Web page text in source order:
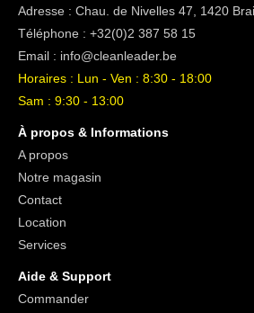
Adresse : Chau. de Nivelles 47, 1420
Téléphone : +32(0)2 387 58 15
Email : info@cleanleader.be
Horaires : Lun - Ven : 8:30 - 18:00
Sam : 9:30 - 13:00
À propos & Informations
A propos
Notre magasin
Contact
Location
Services
Aide & Support
Commander